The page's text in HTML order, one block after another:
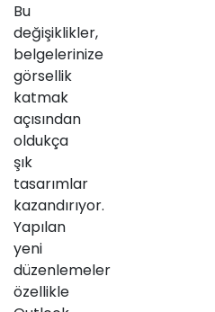
Bu
değişiklikler,
belgelerinize
görsellik
katmak
açısından
oldukça
şık
tasarımlar
kazandırıyor.
Yapılan
yeni
düzenlemeler
özellikle